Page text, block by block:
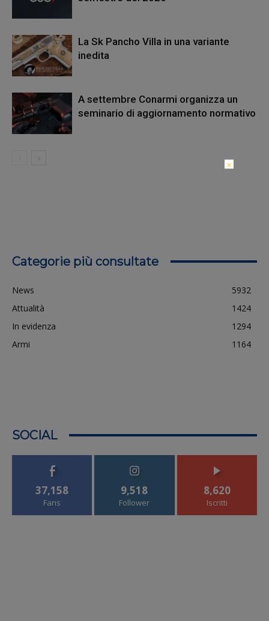
La Sk Pancho Villa in una variante
inedita
A settembre Conarmi organizza un
seminario di aggiornamento normativo
Categorie più consultate
News
5932
Attualità
1424
In evidenza
1294
Armi
1164
SOCIAL
37,158
Fans
9,518
Follower
8,620
Iscritti
×